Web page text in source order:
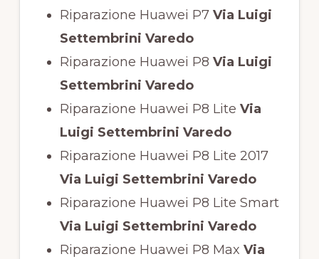
Riparazione Huawei P7Via Luigi
Settembrini Varedo
Riparazione Huawei P8 Via Luigi
Settembrini Varedo
Riparazione Huawei P8 Lite Via
Luigi Settembrini Varedo
Riparazione Huawei P8 Lite 2017
Via Luigi Settembrini Varedo
Riparazione Huawei P8 Lite Smart
Via Luigi Settembrini Varedo
Riparazione Huawei P8 Max Via